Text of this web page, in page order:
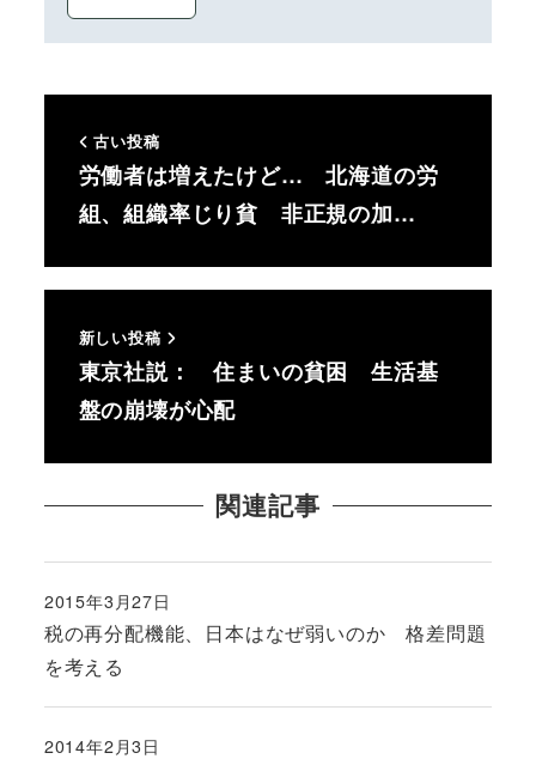
古い投稿
労働者は増えたけど… 北海道の労
組、組織率じり貧 非正規の加…
新しい投稿
東京社説： 住まいの貧困 生活基
盤の崩壊が心配
関連記事
税の再分配機能、日本はなぜ弱いのか 格差問題
を考える
投稿日
2015年3月27日
投稿日
2014年2月3日